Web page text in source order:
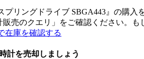
リングドライブ SBGA443』の購入
売のクエリ」をご確認ください。
在庫を確認する
計を売却しましょう